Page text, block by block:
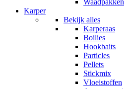
Waadpakken
Karper
Bekijk alles
Karperaas
Boilies
Hookbaits
Particles
Pellets
Stickmix
Vloeistoffen